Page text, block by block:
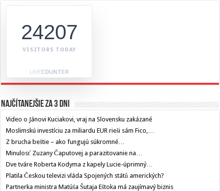
24207
VISITORS TODAY
Najčítanejšie za 3 dni
Video o Jánovi Kuciakovi, vraj na Slovensku zakázané
Moslimskú investíciu za miliardu EUR rieši sám Fico,…
Z brucha beštie – ako fungujú súkromné…
Minulosť Zuzany Čaputovej a parazitovanie na…
Dve tváre Roberta Kodyma z kapely Lucie-úprimný…
Platila Českou televizi vláda Spojených států amerických?
Partnerka ministra Matúša Šutaja Eštoka má zaujímavý biznis